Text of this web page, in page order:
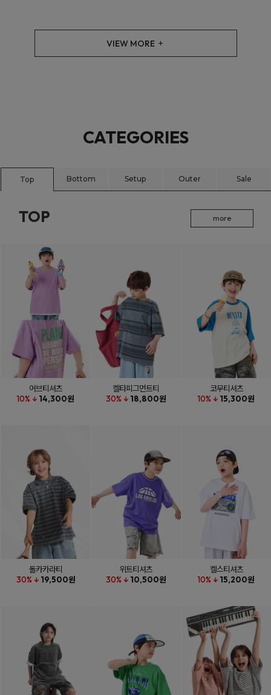
VIEW MORE
CATEGORIES
Top Bottom Setup Outer Sale
TOP more
어브티셔츠
10% ↓ 14,300원
켈타피그먼트티
30% ↓ 18,800원
코무티셔츠
10% ↓ 15,300원
돌카카라티
30% ↓ 19,500원
위트티셔츠
30% ↓ 10,500원
켈스티셔츠
10% ↓ 15,200원